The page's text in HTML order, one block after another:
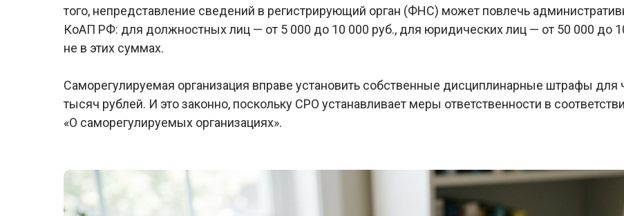
того, непредставление сведений в регистрирующий орган (ФНС) может повлечь
КоАП РФ: для должностных лиц — от 5 000 до 10 000 руб., для юридических лиц — от 50 000 до
не в этих суммах.
Саморегулируемая организация вправе установить собственные дисциплинарные штрафы для
тысяч рублей. И это законно, поскольку СРО устанавливает меры ответственности в
«О саморегулируемых организациях».